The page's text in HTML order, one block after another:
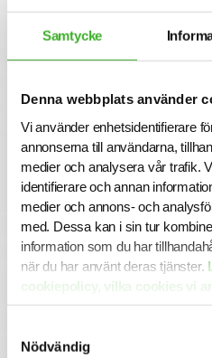
Samtycke
Denna webbplats använder
Vi använder enhetsidentifierare
annonserna till användarna,
medier och analysera vår trafik.
identifierare och annan
medier och annons- och
med. Dessa kan i sin tur
information som du har
när du har använt deras tjänster.
cookiepolicy, vilka cookies vi
här.
Nödvändig
Ansökan
För mer information om
löpande och tjänsten kan
ansökningstiden har gått ut.
05-24.
Varmt välkommen med din
Konsult hos SJR
Att arbeta som konsult hos
av en dedikerad organisation
perfekta förutsättningar att
yrkesroll och på ett personligt
stora nätverk av intressanta
och därmed en unik möjlighet